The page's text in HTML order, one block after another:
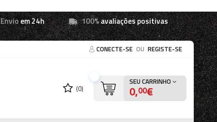
Envioem 24h 100%avaliações positivas
CONECTE-SE OU REGISTE-SE
(0)
SEU CARRINHO
0,00€